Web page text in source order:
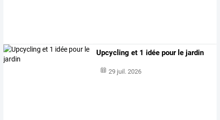
Upcycling et 1 idée pour le jardin
29 juil. 2026